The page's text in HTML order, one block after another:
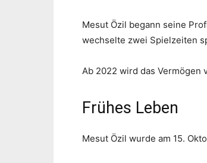
Mesut Özil begann seine
wechselte zwei Spielzeiten
Ab 2022 wird das Vermögen
Frühes Leben
Mesut Özil wurde am 15.